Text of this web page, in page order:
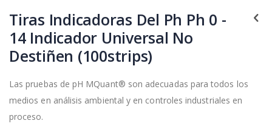
to
the
beginning
of
the
Tiras Indicadoras Del Ph Ph 0 -
14 Indicador Universal No
Destiñen (100strips)
Las pruebas de pH MQuant® son adecuadas para todos los
medios en análisis ambiental y en controles industriales en
proceso.